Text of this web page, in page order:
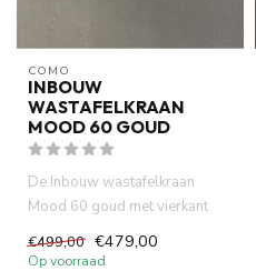
COMO
INBOUW
WASTAFELKRAAN
MOOD 60 GOUD
De Inbouw wastafelkraan
Mood 60 goud met vierkant
volledi...
€499,00 €479,00
Op voorraad